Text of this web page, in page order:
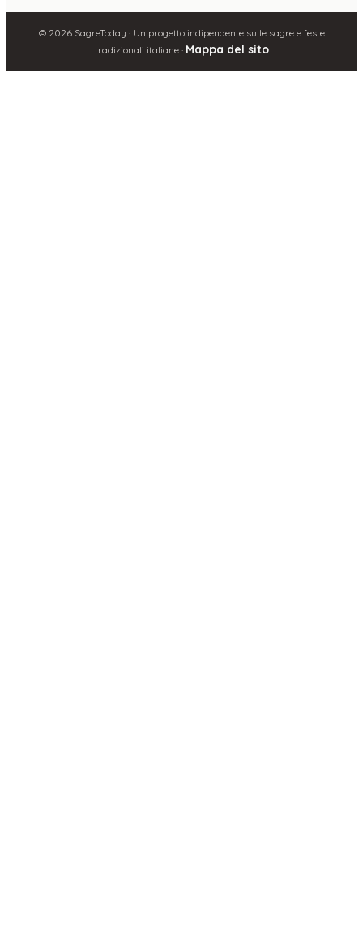
© 2026SagreToday · Un progetto indipendente sulle sagre e feste
tradizionali italiane · Mappa del sito